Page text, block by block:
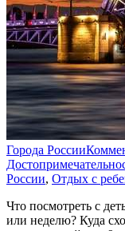
Города России
России, Отдых с
Что посмотреть с
или неделю? Куда